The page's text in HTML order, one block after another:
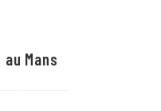
Mans